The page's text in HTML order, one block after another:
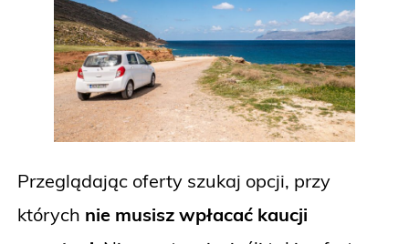
Przeglądając oferty szukaj opcji, przy
których nie musisz wpłacać kaucji